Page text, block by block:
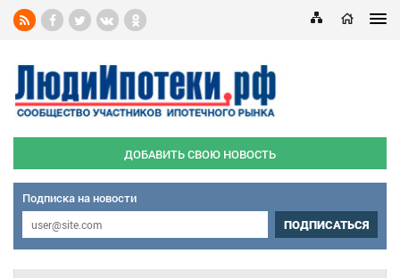
ДОБАВИТЬ СВОЮ НОВОСТЬ
Подписка на новости
ПОДПИСАТЬСЯ